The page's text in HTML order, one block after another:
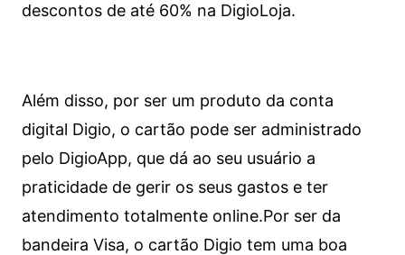
descontos de até 60% na DigioLoja.
Além disso, por ser um produto da conta
digital Digio, o cartão pode ser administrado
pelo DigioApp, que dá ao seu usuário a
praticidade de gerir os seus gastos e ter
atendimento totalmente online.Por ser da
bandeira Visa, o cartão Digio tem uma boa